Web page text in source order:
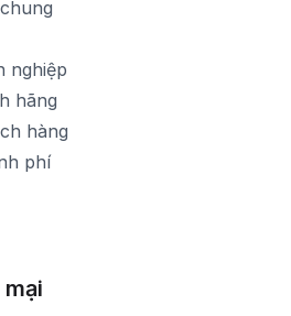
nghiệp
hãng
hàng
phí